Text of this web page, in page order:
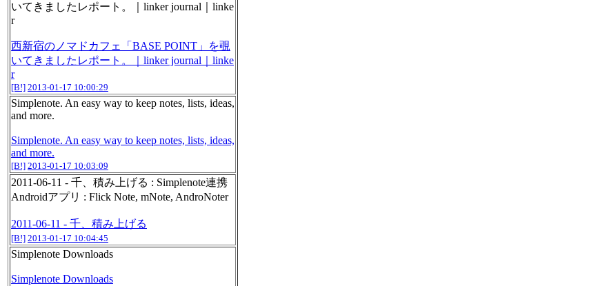
いてきましたレポート。｜linker journal｜linke
r
西新宿のノマドカフェ「BASE POINT」を覗
いてきましたレポート。｜linker journal｜linke
r
[B!] 2013-01-17 10:00:29
Simplenote. An easy way to keep notes, lists, ideas,
and more.
Simplenote. An easy way to keep notes, lists, ideas,
and more.
[B!] 2013-01-17 10:03:09
2011-06-11 - 千、積み上げる : Simplenote連携
Androidアプリ : Flick Note, mNote, AndroNoter
2011-06-11 - 千、積み上げる
[B!] 2013-01-17 10:04:45
Simplenote Downloads
Simplenote Downloads